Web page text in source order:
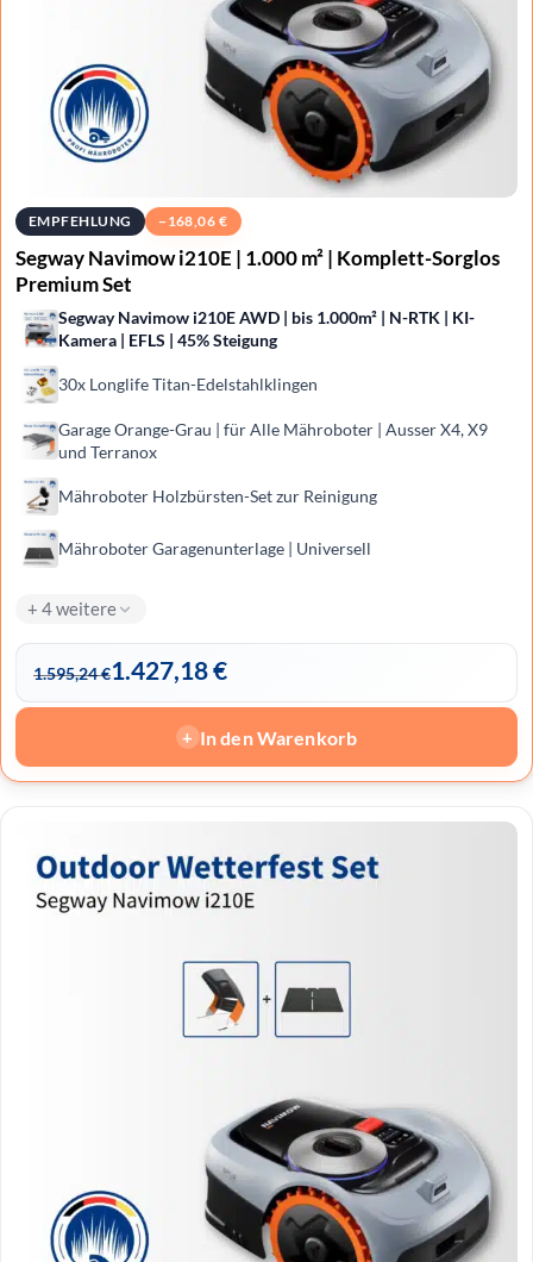
EMPFEHLUNG − 168,06 €
Segway Navimow i210E | 1.000 m² | Komplett-Sorglos
Premium Set
Segway Navimow i210E AWD | bis 1.000m² | N-RTK | KI-
Kamera | EFLS | 45% Steigung
30x Longlife Titan-Edelstahlklingen
Garage Orange-Grau | für Alle Mähroboter | Ausser X4, X9
und Terranox
Mähroboter Holzbürsten-Set zur Reinigung
Mähroboter Garagenunterlage | Universell
+ 4 weitere
1.595,24€1.427,18€
+ In den Warenkorb